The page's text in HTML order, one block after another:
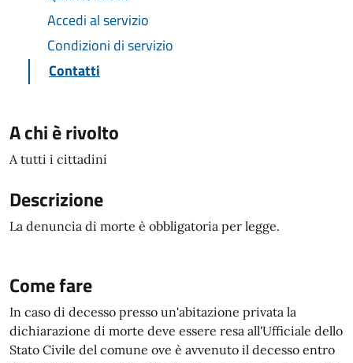
Accedi al servizio
Condizioni di servizio
Contatti
A chi è rivolto
A tutti i cittadini
Descrizione
La denuncia di morte è obbligatoria per legge.
Come fare
In caso di decesso presso un'abitazione privata la
dichiarazione di morte deve essere resa all'Ufficiale dello
Stato Civile del comune ove è avvenuto il decesso entro